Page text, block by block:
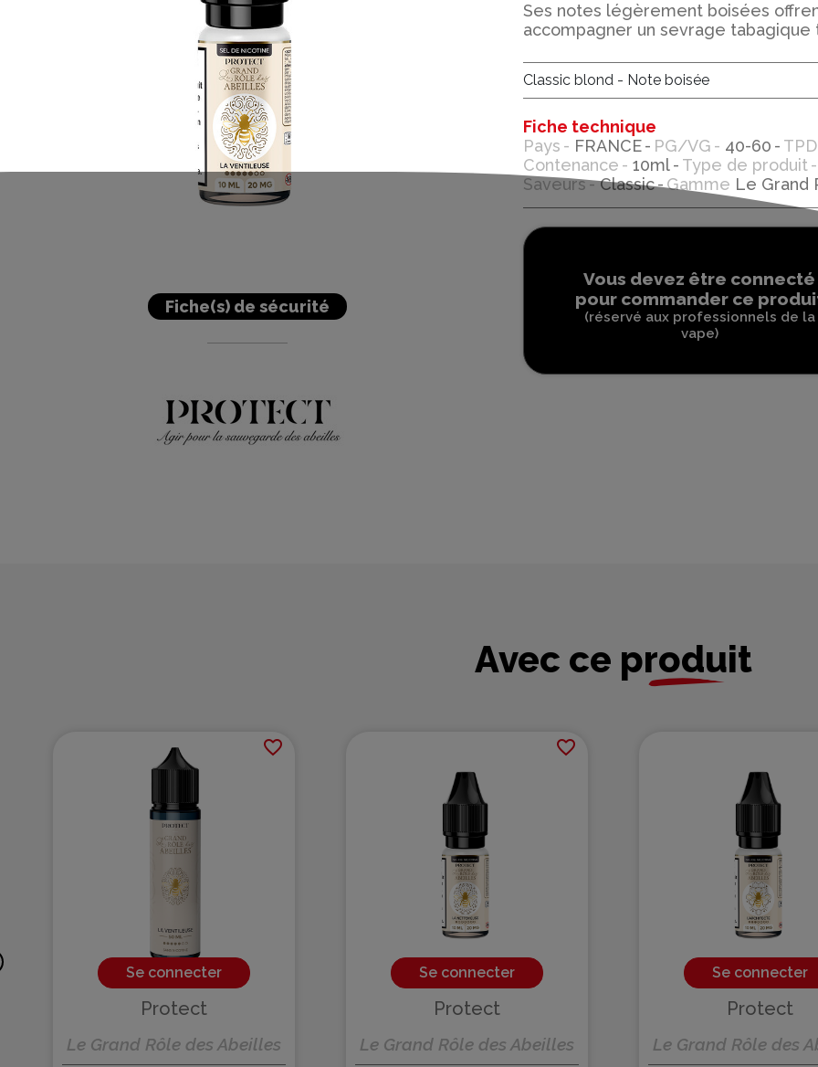
Fiche(s) de sécurité
Ses notes légèrement boisées
accompagner un sevrage
Classic blond - Note boisée
Fiche technique
Pays
FRANCE PG/VG 40-60
Contenance
10ml Type de produit
Saveurs
Classic Gamme Le Grand
Vous devez être connecté
pour commander ce
(réservé aux professionnels de la
vape)
Avec ce produit
favorite_border
Se connecter
Protect
Le Grand Rôle des Abeilles
favorite_border
Se connecter
Protect
Le Grand Rôle des Abeilles
Se connecter
Protect
Le Grand Rôle des